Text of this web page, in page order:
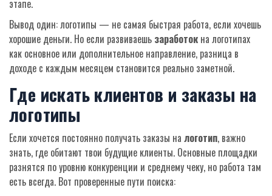
этапе.
Вывод один: логотипы — не самая быстрая работа, если хочешь
хорошие деньги. Но если развиваешь заработок на логотипах
как основное или дополнительное направление, разница в
доходе с каждым месяцем становится реально заметной.
Где искать клиентов и заказы на
логотипы
Если хочется постоянно получать заказы на логотип, важно
знать, где обитают твои будущие клиенты. Основные площадки
разнятся по уровню конкуренции и среднему чеку, но работа там
есть всегда. Вот проверенные пути поиска: